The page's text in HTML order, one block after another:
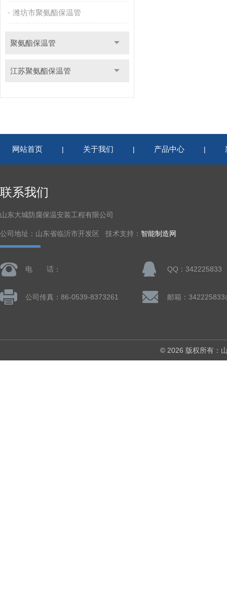
潍坊市聚氨酯保温管
聚氨酯保温管
江苏聚氨酯保温管
网站首页 | 关于我们 | 产品中心 |
联系我们
山东大城防腐保温安装工程有限公司
公司地址：山东省临沂市开发区 技术支持： 智能制造网
电 话： QQ：342225833
公司传真：86-0539-8373261 邮箱：
© 2026 版权所有：